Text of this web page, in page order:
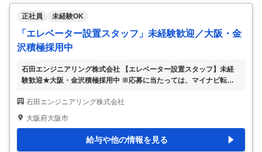
正社員 未経験OK
「エレベーター設置スタッフ」未経験歓迎／大阪・金
沢積極採用中
石田エンジニアリング株式会社 【エレベーター設置スタッフ】未経
験歓迎★大阪・金沢積極採用中 ※応募に当たっては、マイナビ転職の
法】をご確認くださいませ。 【仕事内容】 【現場直行手当あり！・
定時上がりが基本でメリハリ勤務】エレベーターの設置・リニューア
流れ ▼建物の傾き調査や採寸、部品の搬入 ▼カゴの組立、ワイヤー
や扉の取付 ▼動作確認・試運転をして完成！ まずはこんな業務から
石田エンジニアリング株式会社
大阪府大阪市
給与や他の情報を見る